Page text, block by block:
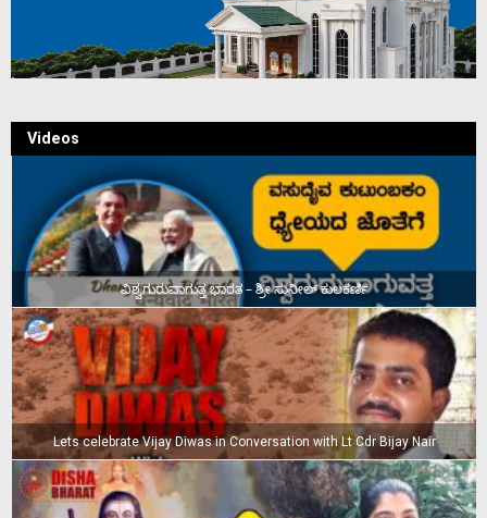
Videos
ವಿಶ್ವಗುರುವಾಗುತ್ತ ಭಾರತ – ಶ್ರೀ ಸುನೀಲ್‌ ಕುಲಕರ್ಣಿ
Lets celebrate Vijay Diwas in Conversation with Lt Cdr Bijay Nair